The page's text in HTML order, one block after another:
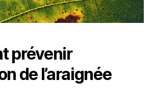
prévenir
de l’araignée